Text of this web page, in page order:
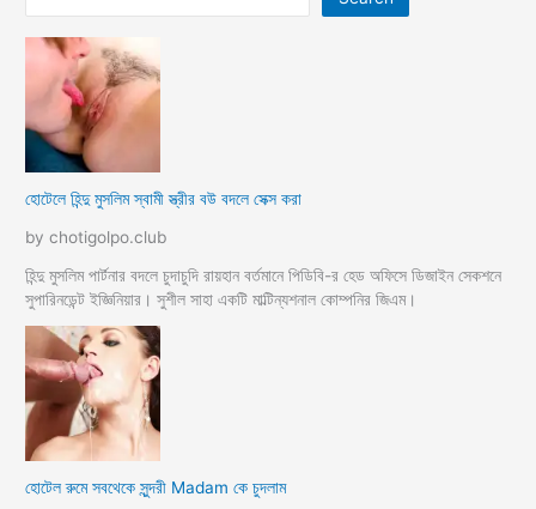
হোটেলে হিন্দু মুসলিম স্বামী স্ত্রীর বউ বদলে সেক্স করা
by chotigolpo.club
হিন্দু মুসলিম পার্টনার বদলে চুদাচুদি রায়হান বর্তমানে পিডিবি-র হেড অফিসে ডিজাইন সেকশনে
সুপারিনডেন্ট ইজ্ঞিনিয়ার। সুশীল সাহা একটি মাল্টিন্যশনাল কোম্পনির জিএম।
হোটেল রুমে সবথেকে সুন্দরী Madam কে চুদলাম